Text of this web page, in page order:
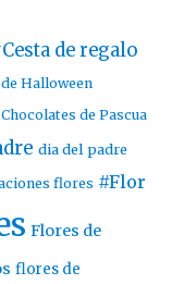
de regalo
Halloween
Chocolates de Pascua
dia del padre
flores #Flor
Flores de
flores de